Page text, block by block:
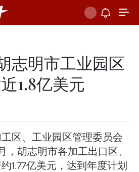
志明市工业园区
1.8亿美元
区、工业园区管理委员会
，胡志明市各加工出口区、
1.77亿美元，达到年度计划